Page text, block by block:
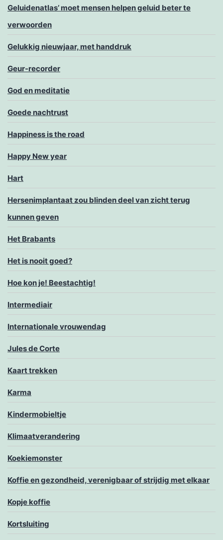
Geluidenatlas’ moet mensen helpen geluid beter te
verwoorden
Gelukkig nieuwjaar, met handdruk
Geur-recorder
God en meditatie
Goede nachtrust
Happiness is the road
Happy New year
Hart
Hersenimplantaat zou blinden deel van zicht terug
kunnen geven
Het Brabants
Het is nooit goed?
Hoe kon je! Beestachtig!
Intermediair
Internationale vrouwendag
Jules de Corte
Kaart trekken
Karma
Kindermobieltje
Klimaatverandering
Koekiemonster
Koffie en gezondheid, verenigbaar of strijdig met elkaar
Kopje koffie
Kortsluiting